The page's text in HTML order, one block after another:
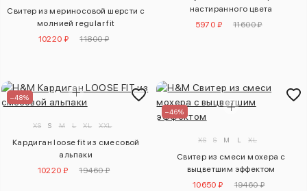
Свитер из мериносовой шерсти с
молнией regular fit
10220 ₽
11800 ₽
настиранного цвета
5970 ₽
11600 ₽
–48%
XS S M L XL XXL
Кардиган loose fit из смесовой
альпаки
10220 ₽
19460 ₽
–46%
XS S M L XL
Свитер из смеси мохера с
выцветшим эффектом
10650 ₽
19460 ₽